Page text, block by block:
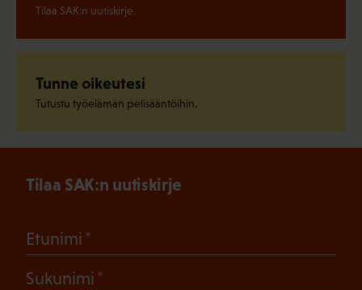
Tilaa SAK:n uutiskirje.
Tunne oikeutesi
Tutustu työelämän pelisääntöihin.
Tilaa SAK:n uutiskirje
Etunimi
Sukunimi